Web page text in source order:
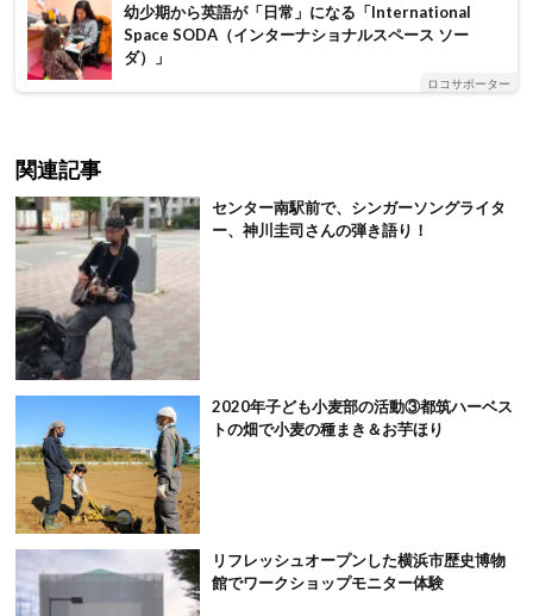
幼少期から英語が「日常」になる「International
Space SODA（インターナショナルスペース ソー
ダ）」
ロコサポーター
関連記事
センター南駅前で、シンガーソングライタ
ー、神川圭司さんの弾き語り！
2020年子ども小麦部の活動③都筑ハーベス
トの畑で小麦の種まき＆お芋ほり
リフレッシュオープンした横浜市歴史博物
館でワークショップモニター体験